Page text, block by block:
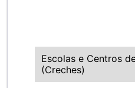
Escolas e Centros
(Creches)